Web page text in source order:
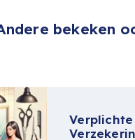
bekeken
Verplichte